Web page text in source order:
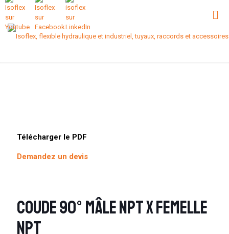
Télécharger le PDF
Demandez un devis
Coude 90° mâle NPT x femelle
NPT